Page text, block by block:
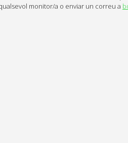
monitor/a o enviar un correu a